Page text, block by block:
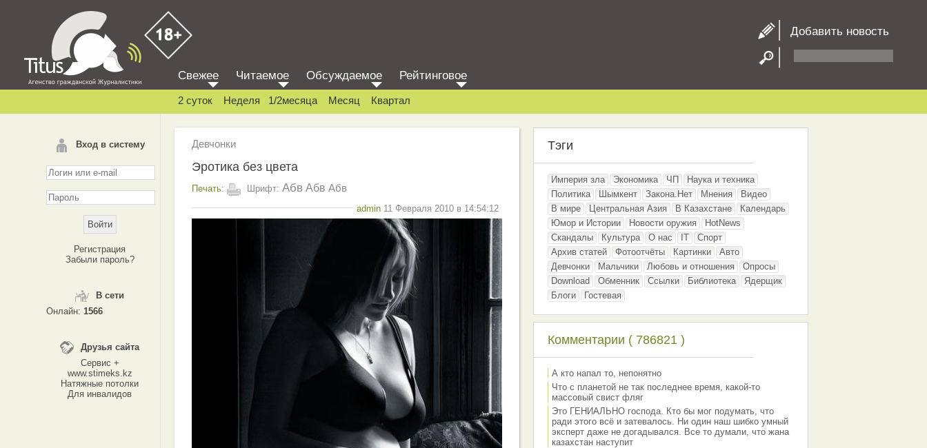
Добавить новость
Вход в систему
Регистрация
Забыли пароль?
В сети
Онлайн: 1566
Друзья сайта
Сервис +
www.stimeks.kz
Натяжные потолки
Для инвалидов
Свежее Читаемое Обсуждаемое Рейтинговое
2 суток Неделя 1/2месяца Месяц Квартал
Девчонки
Эротика без цвета
Печать: Шрифт: Абв Абв Абв
admin 11 Февраля 2010 в 14:54:12
Тэги
Империя зла Экономика ЧП
Наука и техника
Политика
Шымкент Закона.Нет Мнения
Видео
В мире
Центральная Азия В Казахстане
Календарь
Юмор и Истории
Новости оружия
HotNews
Скандалы
Культура О нас IT
Спорт
Архив статей
Фотоотчёты Картинки
Авто
Девчонки
Мальчики Любовь и отношения
Опросы
Download
Обменник Ссылки Библиотека
Ядерщик
Блоги
Гостевая
Комментарии ( 786821 )
А кто напал то, непонятно
Что с планетой не так последнее время, какой-то
массовый свист фляг
Это ГЕНИАЛЬНО господа. Кто бы мог подумать, что
ради этого всё и затевалось. Ни один наш шибко умный
эксперт даже не догадывался. Все то думали, что жана
казахстан наступит